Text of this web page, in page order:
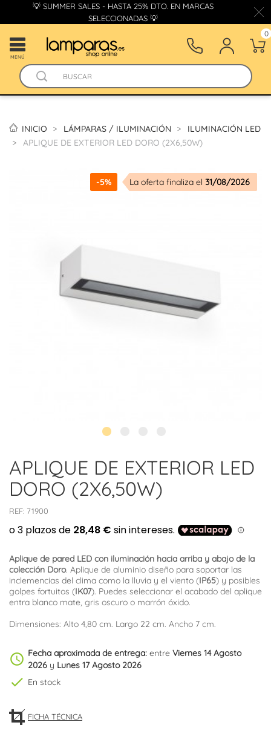
💡 SUMMER SALES - HASTA 25% DTO. EN MARCAS
SELECCIONADAS 💡
MENÚ
0
INICIO LÁMPARAS / ILUMINACIÓN
ILUMINACIÓN LED
APLIQUE DE EXTERIOR LED DORO (2X6,50W)
-5% La oferta finaliza el 31/08/2026
APLIQUE DE EXTERIOR LED
DORO (2X6,50W)
REF: 71900
Aplique de pared LED con iluminación hacia arriba y abajo de la
colección Doro. Aplique de aluminio diseño para soportar las
inclemencias del clima como la lluvia y el viento (IP65) y posibles
golpes fortuitos (IK07). Puedes seleccionar el acabado del aplique
entra blanco mate, gris oscuro o marrón óxido.
Dimensiones: Alto 4,80 cm. Largo 22 cm. Ancho 7 cm.
schedule Fecha aproximada de entrega: entre Viernes 14 Agosto
2026 y Lunes 17 Agosto 2026
check En stock
FICHA TÉCNICA